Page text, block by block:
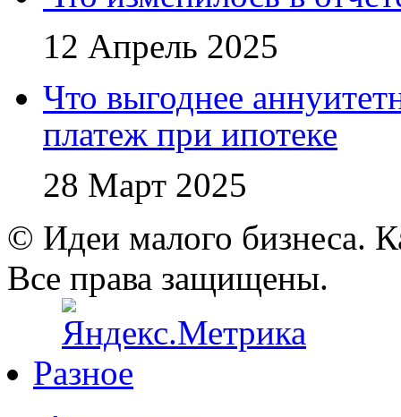
12 Апрель 2025
Что выгоднее
платеж при ипотеке
28 Март 2025
© Идеи малого бизнеса.
Все права защищены.
Разное